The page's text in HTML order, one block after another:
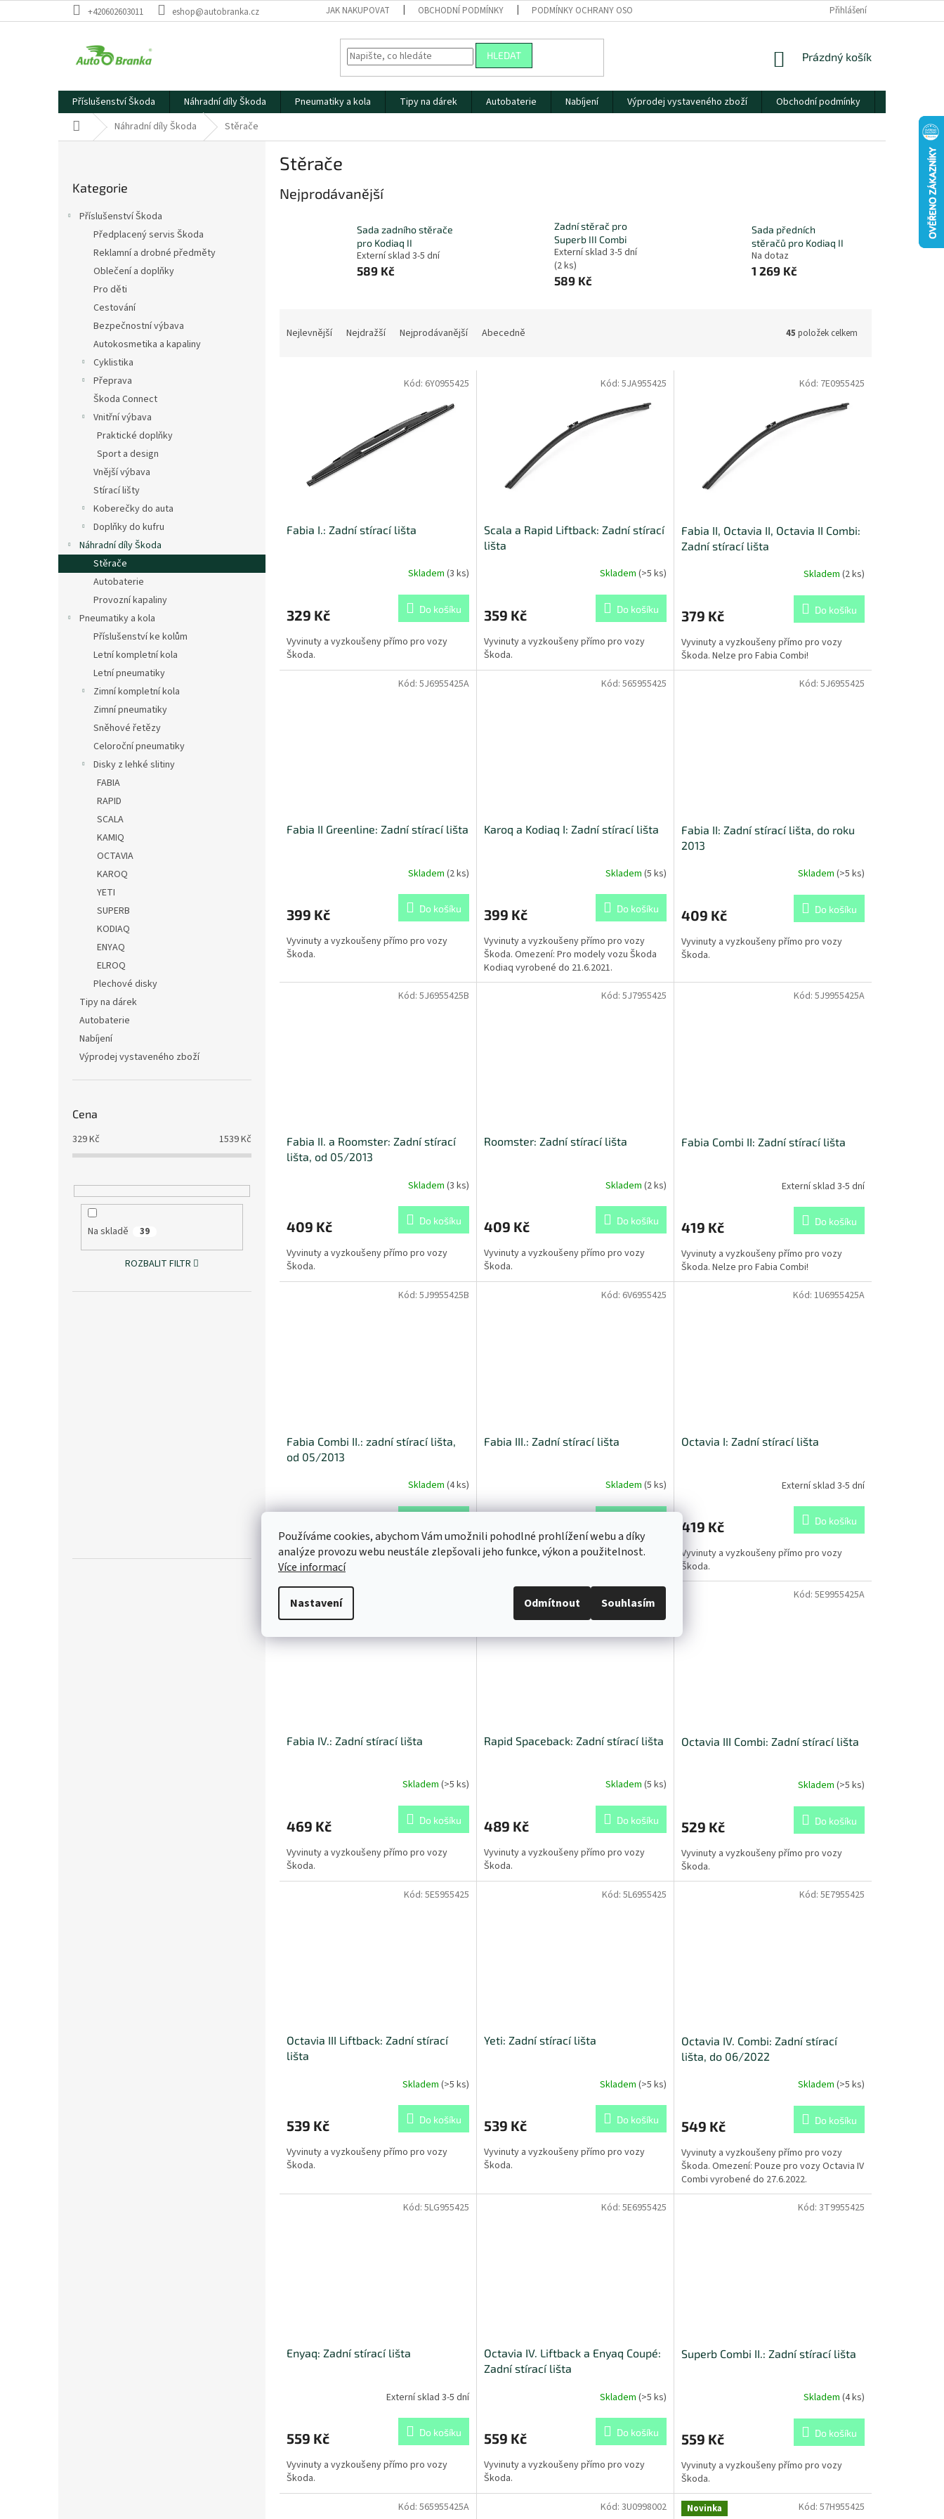
Používáme cookies, abychom Vám umožnili pohodlné prohlížení webu a díky
analýze provozu webu neustále zlepšovali jeho funkce, výkon a použitelnost.
Více informací
Nastavení Odmítnout Souhlasím
na
+420602603011 eshop@autobranka.cz JAK NAKUPOVAT OBCHODNÍ PODMÍNKY PODMÍNKY OCHRANY OSOBNÍCH ÚDAJŮ Přihlášení
HLEDAT
NÁKUPNÍ
Prázdný košík
Příslušenství Škoda Náhradní díly Škoda Pneumatiky a kola Tipy na dárek Autobaterie Nabíjení Výprodej vystaveného zboží Obchodní podmínky
Domů Náhradní díly Škoda Stěrače
kategorie
Kategorie
Příslušenství Škoda
Předplacený servis Škoda
Reklamní a drobné předměty
Oblečení a doplňky
Pro děti
Cestování
Bezpečnostní výbava
Autokosmetika a kapaliny
Cyklistika
Přeprava
Škoda Connect
Vnitřní výbava
Praktické doplňky
Sport a design
Vnější výbava
Stírací lišty
Koberečky do auta
Doplňky do kufru
Náhradní díly Škoda
Stěrače
Autobaterie
Provozní kapaliny
Pneumatiky a kola
Příslušenství ke kolům
Letní kompletní kola
Letní pneumatiky
Zimní kompletní kola
Zimní pneumatiky
Sněhové řetězy
Celoroční pneumatiky
Disky z lehké slitiny
FABIA
RAPID
SCALA
KAMIQ
OCTAVIA
KAROQ
YETI
SUPERB
KODIAQ
ENYAQ
ELROQ
Plechové disky
Tipy na dárek
Autobaterie
Nabíjení
Výprodej vystaveného zboží
Cena
329Kč 1539Kč
Na skladě 39
ROZBALIT FILTR
Stěrače
Nejprodávanější
Sada zadního stěrače
pro Kodiaq II
Externí sklad 3-5 dní
589 Kč
Zadní stěrač pro
Superb III Combi
Externí sklad 3-5 dní
(2 ks)
589 Kč
Sada předních
stěračů pro Kodiaq II
Na dotaz
1 269 Kč
Nejlevnější Nejdražší Nejprodávanější Abecedně 45 položek celkem
Fabia I.: Zadní stírací lišta
Skladem (3 ks)
329 Kč Do košíku
Vyvinuty a vyzkoušeny přímo pro vozy
Škoda.
Kód: 6Y0955425
Scala a Rapid Liftback: Zadní stírací
lišta
Skladem (>5 ks)
359 Kč Do košíku
Vyvinuty a vyzkoušeny přímo pro vozy
Škoda.
Kód: 5JA955425
Fabia II, Octavia II, Octavia II Combi:
Zadní stírací lišta
Skladem (2 ks)
379 Kč Do košíku
Vyvinuty a vyzkoušeny přímo pro vozy
Škoda. Nelze pro Fabia Combi!
Kód: 7E0955425
Fabia II Greenline: Zadní stírací lišta
Skladem (2 ks)
399 Kč Do košíku
Vyvinuty a vyzkoušeny přímo pro vozy
Škoda.
Kód: 5J6955425A
Karoq a Kodiaq I: Zadní stírací lišta
Skladem (5 ks)
399 Kč Do košíku
Vyvinuty a vyzkoušeny přímo pro vozy
Škoda. Omezení: Pro modely vozu Škoda
Kodiaq vyrobené do 21.6.2021.
Kód: 565955425
Fabia II: Zadní stírací lišta, do roku
2013
Skladem (>5 ks)
409 Kč Do košíku
Vyvinuty a vyzkoušeny přímo pro vozy
Škoda.
Kód: 5J6955425
Fabia II. a Roomster: Zadní stírací
lišta, od 05/2013
Skladem (3 ks)
409 Kč Do košíku
Vyvinuty a vyzkoušeny přímo pro vozy
Škoda.
Kód: 5J6955425B
Roomster: Zadní stírací lišta
Skladem (2 ks)
409 Kč Do košíku
Vyvinuty a vyzkoušeny přímo pro vozy
Škoda.
Kód: 5J7955425
Fabia Combi II: Zadní stírací lišta
Externí sklad 3-5 dní
419 Kč Do košíku
Vyvinuty a vyzkoušeny přímo pro vozy
Škoda. Nelze pro Fabia Combi!
Kód: 5J9955425A
Fabia Combi II.: zadní stírací lišta,
od 05/2013
Skladem (4 ks)
Vyvinuty a vyzkoušeny přímo pro vozy
Škoda.
Kód: 5J9955425B
Fabia III.: Zadní stírací lišta
Skladem (5 ks)
Vyvinuty a vyzkoušeny přímo pro vozy
Kód: 6V6955425
Octavia I: Zadní stírací lišta
Externí sklad 3-5 dní
419 Kč Do košíku
Vyvinuty a vyzkoušeny přímo pro vozy
Škoda.
Kód: 1U6955425A
Fabia IV.: Zadní stírací lišta
Skladem (>5 ks)
469 Kč Do košíku
Vyvinuty a vyzkoušeny přímo pro vozy
Škoda.
Rapid Spaceback: Zadní stírací lišta
Skladem (5 ks)
489 Kč Do košíku
Vyvinuty a vyzkoušeny přímo pro vozy
Škoda.
5JJ955425
Octavia III Combi: Zadní stírací lišta
Skladem (>5 ks)
529 Kč Do košíku
Vyvinuty a vyzkoušeny přímo pro vozy
Škoda.
Kód: 5E9955425A
Octavia III Liftback: Zadní stírací
lišta
Skladem (>5 ks)
539 Kč Do košíku
Vyvinuty a vyzkoušeny přímo pro vozy
Škoda.
Kód: 5E5955425
Yeti: Zadní stírací lišta
Skladem (>5 ks)
539 Kč Do košíku
Vyvinuty a vyzkoušeny přímo pro vozy
Škoda.
Kód: 5L6955425
Octavia IV. Combi: Zadní stírací
lišta, do 06/2022
Skladem (>5 ks)
549 Kč Do košíku
Vyvinuty a vyzkoušeny přímo pro vozy
Škoda. Omezení: Pouze pro vozy Octavia IV
Combi vyrobené do 27.6.2022.
Kód: 5E7955425
Enyaq: Zadní stírací lišta
Externí sklad 3-5 dní
559 Kč Do košíku
Vyvinuty a vyzkoušeny přímo pro vozy
Škoda.
Kód: 5LG955425
Octavia IV. Liftback a Enyaq Coupé:
Zadní stírací lišta
Skladem (>5 ks)
559 Kč Do košíku
Vyvinuty a vyzkoušeny přímo pro vozy
Škoda.
Kód: 5E6955425
Superb Combi II.: Zadní stírací lišta
Skladem (4 ks)
559 Kč Do košíku
Vyvinuty a vyzkoušeny přímo pro vozy
Škoda.
Kód: 3T9955425
Kód: 565955425A Kód: 3U0998002 Novinka Kód: 57H955425